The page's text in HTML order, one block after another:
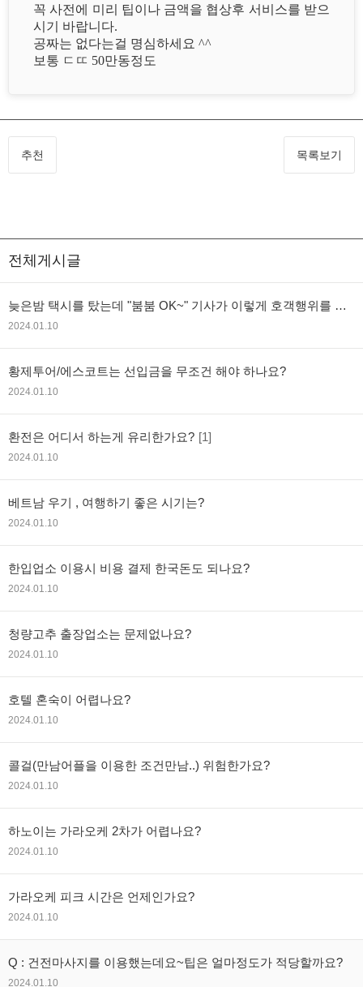
꼭 사전에 미리 팁이나 금액을 협상후 서비스를 받으
시기 바랍니다.
공짜는 없다는걸 명심하세요 ^^
보통 ㄷㄸ 50만동정도
추천 목록보기
전체게시글
늦은밤 택시를 탔는데 "붐붐 OK~" 기사가 이렇게 호객행위를 하
2024.01.10
황제투어/에스코트는 선입금을 무조건 해야 하나요?
2024.01.10
환전은 어디서 하는게 유리한가요? [1]
2024.01.10
베트남 우기 , 여행하기 좋은 시기는?
2024.01.10
한입업소 이용시 비용 결제 한국돈도 되나요?
2024.01.10
청량고추 출장업소는 문제없나요?
2024.01.10
호텔 혼숙이 어렵나요?
2024.01.10
콜걸(만남어플을 이용한 조건만남..) 위험한가요?
2024.01.10
하노이는 가라오케 2차가 어렵나요?
2024.01.10
가라오케 피크 시간은 언제인가요?
2024.01.10
Q : 건전마사지를 이용했는데요~팁은 얼마정도가 적당할까요?
2024.01.10